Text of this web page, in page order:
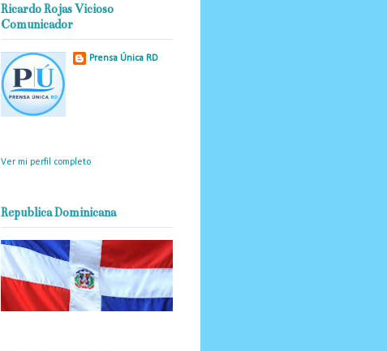
Ricardo Rojas Vicioso
Comunicador
Prensa Única RD
Ver mi perfil completo
Republica Dominicana